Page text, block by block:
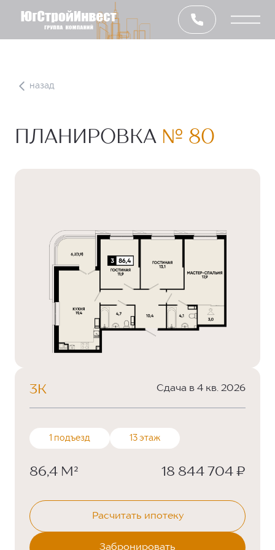
назад
ПЛАНИРОВКА № 80
3К Сдача в 4 кв. 2026
1 подъезд 13 этаж
86,4 М² 18 844 704 ₽
Расчитать ипотеку
Забронировать